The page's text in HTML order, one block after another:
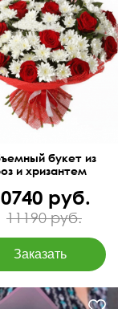
букет из
и хризантем
руб.
11190 руб.